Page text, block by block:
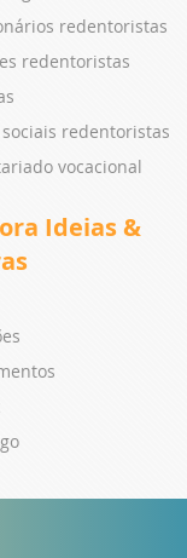
redentoristas
redentoristas
redentoristas
vocacional
Ideias &